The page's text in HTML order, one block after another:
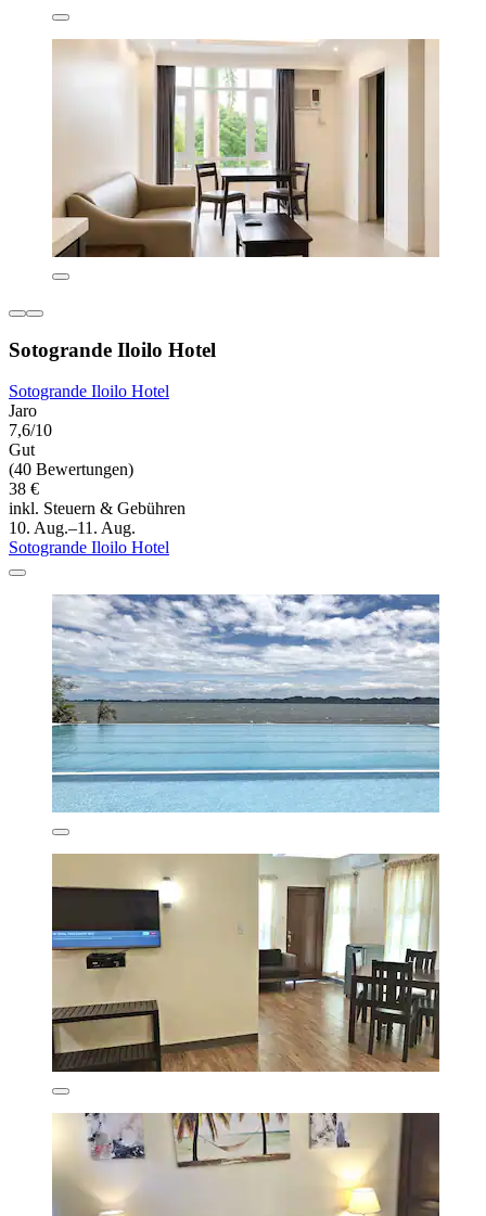
Sotogrande Iloilo Hotel
Sotogrande Iloilo Hotel
Jaro
7,6/10
Gut
(40 Bewertungen)
38 €
inkl. Steuern & Gebühren
10. Aug.–11. Aug.
Sotogrande Iloilo Hotel